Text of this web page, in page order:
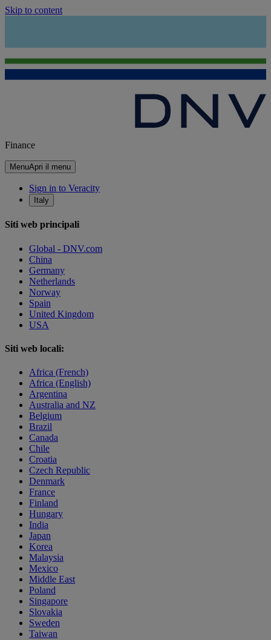
Skip to content
Finance
MenuApri il menu
Sign in to Veracity
Italy
Siti web principali
Global - DNV.com
China
Germany
Netherlands
Norway
Spain
United Kingdom
USA
Siti web locali:
Africa (French)
Africa (English)
Argentina
Australia and NZ
Belgium
Brazil
Canada
Chile
Croatia
Czech Republic
Denmark
France
Finland
Hungary
India
Japan
Korea
Malaysia
Mexico
Middle East
Poland
Singapore
Slovakia
Sweden
Taiwan